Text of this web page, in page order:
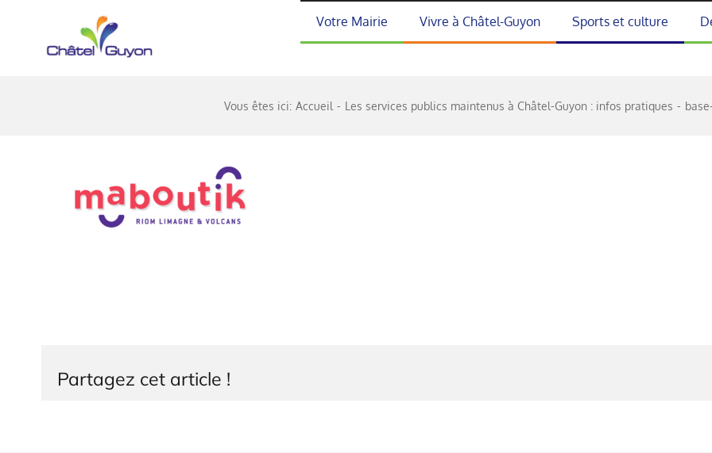
Votre Mairie Vivre à Châtel-Guyon Sports et culture
Vous êtes ici: Accueil Les services publics maintenus à Châtel-Guyon : infos pratiques
Partagez cet article !